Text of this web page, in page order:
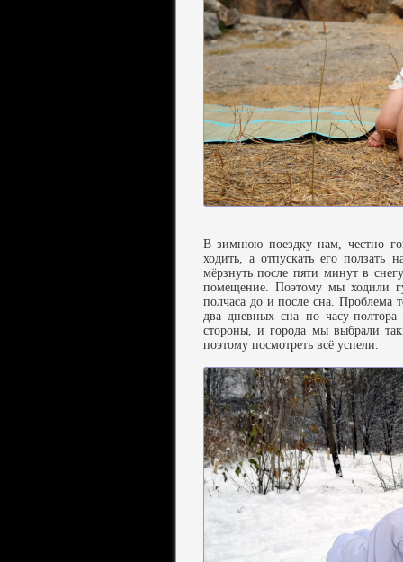
В зимнюю поездку нам, честно
ходить, а отпускать его
мёрзнуть после пяти минут в
помещение. Поэтому мы ходили
полчаса до и после сна. Проблема
два дневных сна по часу-
стороны, и города мы выбрали
поэтому посмотреть всё успели.